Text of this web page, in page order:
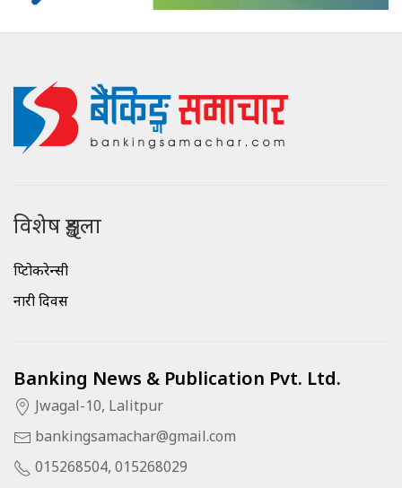
विशेष शृङ्खला
क्रिप्टोकरेन्सी
नारी दिवस
Banking News & Publication Pvt. Ltd.
Jwagal-10, Lalitpur
bankingsamachar@gmail.com
015268504, 015268029